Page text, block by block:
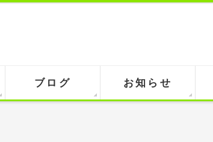
ブログ お知らせ